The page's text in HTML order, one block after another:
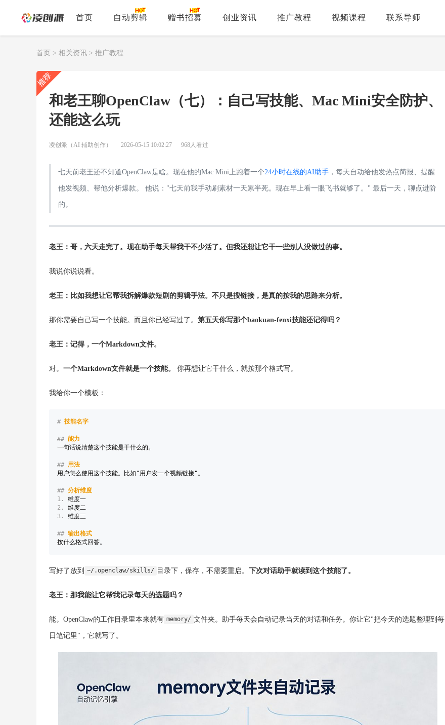
首页 自动剪辑 赠书招募 创业资讯 推广教程 视频课程 联系导师
首页 > 相关资讯 > 推广教程
和老王聊OpenClaw（七）：自己写技能、Mac Mini安全防护、
还能这么玩
凌创派（AI 辅助创作） 2026-05-15 10:02:27 968人看过
七天前老王还不知道OpenClaw是啥。现在他的Mac Mini上跑着一个24小时在线的AI助手，每天自动给他发热点简报、提醒
他发视频、帮他分析爆款。 他说："七天前我手动刷素材一天累半死。现在早上看一眼飞书就够了。" 最后一天，聊点进阶
的。
老王：哥，六天走完了。现在助手每天帮我干不少活了。但我还想让它干一些别人没做过的事。
我说你说说看。
老王：比如我想让它帮我拆解爆款短剧的剪辑手法。不只是搜链接，是真的按我的思路来分析。
那你需要自己写一个技能。而且你已经写过了。 第五天你写那个baokuan-fenxi技能还记得吗？
老王：记得，一个Markdown文件。
对。 一个Markdown文件就是一个技能。 你再想让它干什么，就按那个格式写。
我给你一个模板：
# 技能名字
## 能力
一句话说清楚这个技能是干什么的。
## 用法
用户怎么使用这个技能。比如"用户发一个视频链接"。
## 分析维度
1.
2.
3.
维度三
## 输出格式
按什么格式回答。
写好了放到 ~/.openclaw/skills/ 目录下，保存，不需要重启。 下次对话助手就读到这个技能了。
老王：那我能让它帮我记录每天的选题吗？
能。OpenClaw的工作目录里本来就有 memory/ 文件夹。助手每天会自动记录当天的对话和任务。你让它"把今天的选题整理到每
日笔记里"，它就写了。